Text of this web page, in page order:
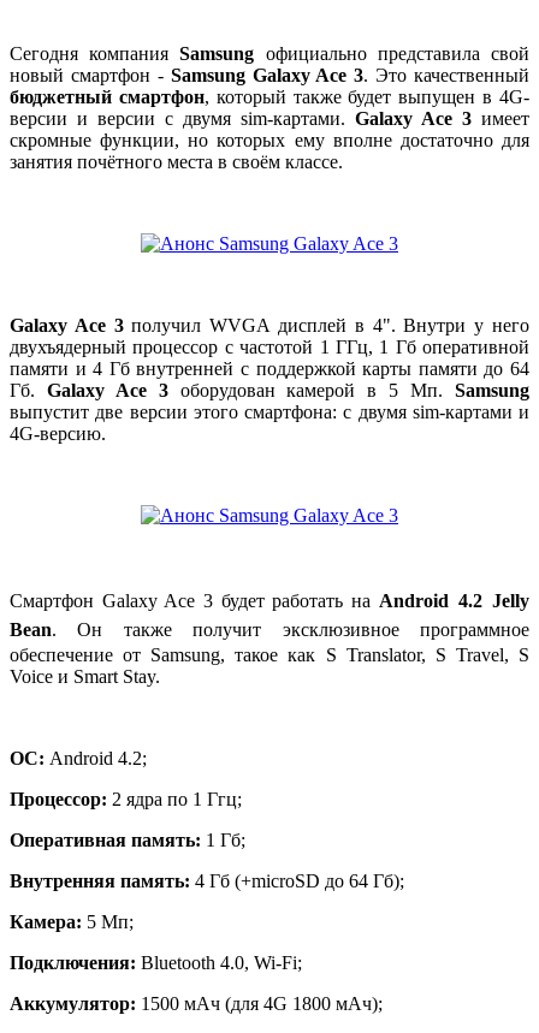
Сегодня компанияSamsung официально представила свой
новый смартфон - Samsung Galaxy Ace 3. Это качественный
бюджетный смартфон, который также будет выпущен в 4G-
версии и версии с двумя sim-картами. Galaxy Ace 3 имеет
скромные функции, но которых ему вполне достаточно для
занятия почётного места в своём классе.
Galaxy Ace 3получил WVGA дисплей в 4". Внутри у него
двухъядерный процессор с частотой 1 ГГц, 1 Гб оперативной
памяти и 4 Гб внутренней с поддержкой карты памяти до 64
Гб. Galaxy Ace 3оборудован камерой в 5 Мп.Samsung
выпустит две версии этого смартфона: с двумя sim-картами и
4G-версию.
Смартфон Galaxy Ace 3 будет работать на Android 4.2 Jelly
Bean. Он также получит эксклюзивное программное
обеспечение от Samsung, такое как S Translator, S Travel, S
Voice и Smart Stay.
ОС: Android 4.2;
Процессор: 2 ядра по 1 Ггц;
Оперативная память: 1 Гб;
Внутренняя память: 4 Гб (+microSD до 64 Гб);
Камера: 5 Мп;
Подключения: Bluetooth 4.0, Wi-Fi;
Аккумулятор: 1500 мАч (для 4G 1800 мАч);